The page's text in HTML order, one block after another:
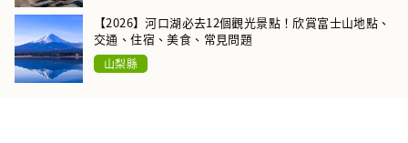
【2026】河口湖必去12個觀光景點！欣賞富士山地點、
交通、住宿、美食、常見問題
山梨縣